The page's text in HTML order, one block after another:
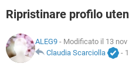
INSTAGRAM
TIKTOK
HARDWARE
INSTAGRAM
TIKTOK
COVID-19
INTRATTENIMENTO
iOS
FORUM
COVID-19
INTRATTENIMENTO
GLOSSARIO
Ripristinare profilo
ALEG9 - Modificato il 13
Claudia Scarciolla
-